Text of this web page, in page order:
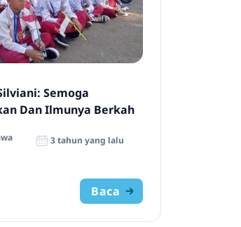
Semoga
Dan Ilmunya Berkah
3 tahun yang lalu
Baca